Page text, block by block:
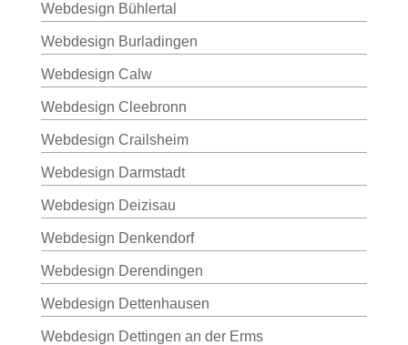
Webdesign Bühlertal
Webdesign Burladingen
Webdesign Calw
Webdesign Cleebronn
Webdesign Crailsheim
Webdesign Darmstadt
Webdesign Deizisau
Webdesign Denkendorf
Webdesign Derendingen
Webdesign Dettenhausen
Webdesign Dettingen an der Erms